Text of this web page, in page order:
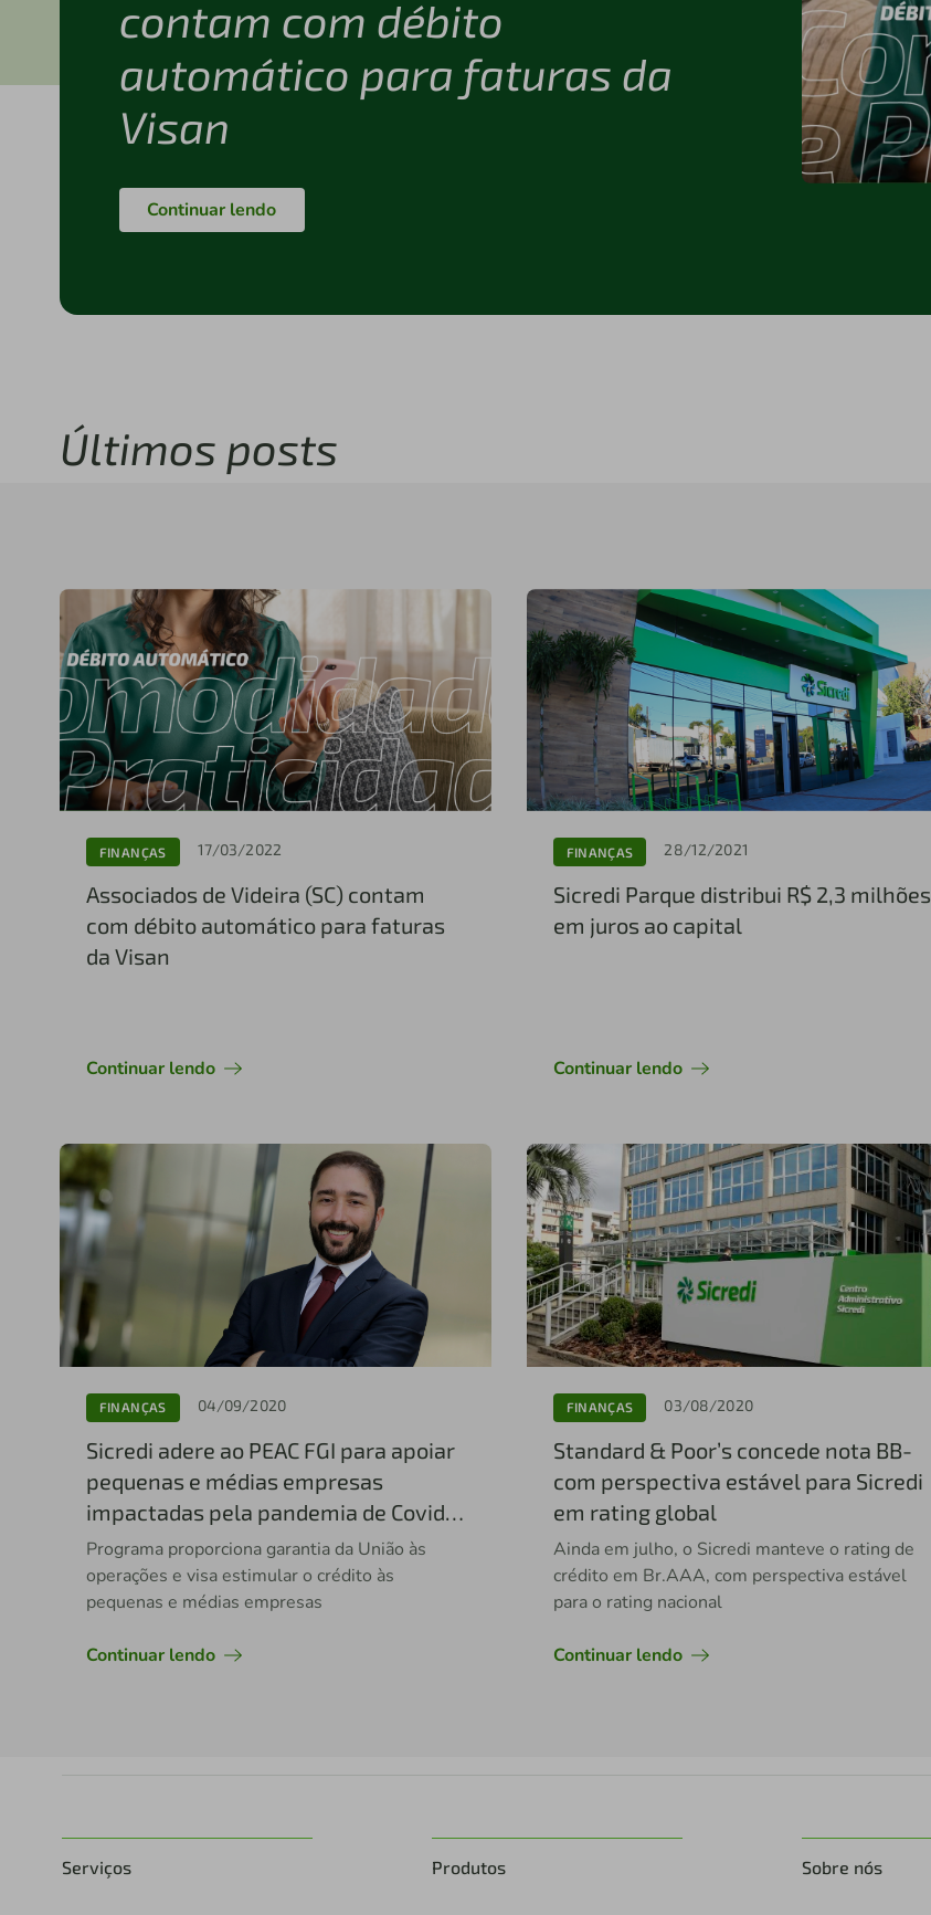
contam com débito
automático para faturas da
Visan
Continuar lendo
Últimos posts
FINANÇAS 17/03/2022
Associados de Videira (SC) contam
com débito automático para faturas
da Visan
Continuar lendo
FINANÇAS 28/12/2021
Sicredi Parque distribui R$ 2,3 milhões
em juros ao capital
Continuar lendo
FINANÇAS 04/09/2020
Sicredi adere ao PEAC FGI para apoiar
pequenas e médias empresas
impactadas pela pandemia de Covid-
19
Programa proporciona garantia da União às
operações e visa estimular o crédito às
pequenas e médias empresas
Continuar lendo
FINANÇAS 03/08/2020
Standard & Poor’s concede nota BB-
com perspectiva estável para Sicredi
em rating global
Ainda em julho, o Sicredi manteve o rating de
crédito em Br.AAA, com perspectiva estável
para o rating nacional
Continuar lendo
Serviços Produtos Sobre nós